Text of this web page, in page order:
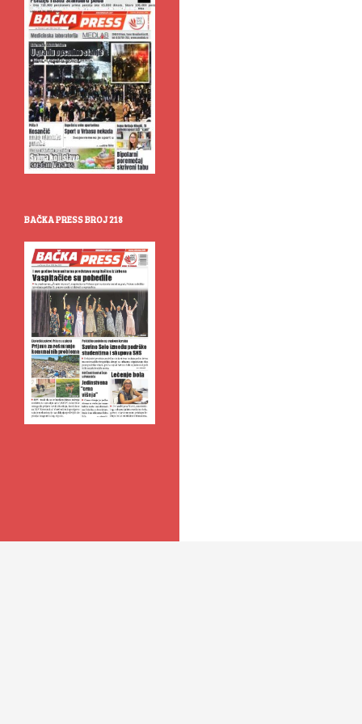
BAČKA PRESS BROJ 218